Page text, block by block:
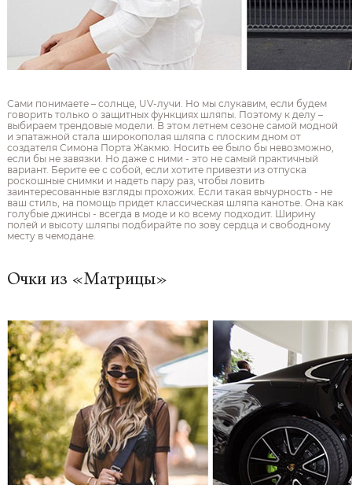
Сами понимаете – солнце, UV-лучи. Но мы слукавим, если будем
говорить только о защитных функциях шляпы. Поэтому к делу –
выбираем трендовые модели. В этом летнем сезоне самой модной
и эпатажной стала широкополая шляпа с плоским дном от
создателя Симона Порта Жакмю. Носить ее было бы невозможно,
если бы не завязки. Но даже с ними - это не самый практичный
вариант. Берите ее с собой, если хотите привезти из отпуска
роскошные снимки и надеть пару раз, чтобы ловить
заинтересованные взгляды прохожих. Если такая вычурность - не
ваш стиль, на помощь придет классическая шляпа канотье. Она как
голубые джинсы - всегда в моде и ко всему подходит. Ширину
полей и высоту шляпы подбирайте по зову сердца и свободному
месту в чемодане.
Очки из «Матрицы»